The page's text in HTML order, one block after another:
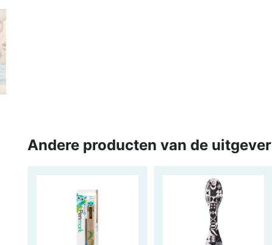
Andere producten van de uitgever